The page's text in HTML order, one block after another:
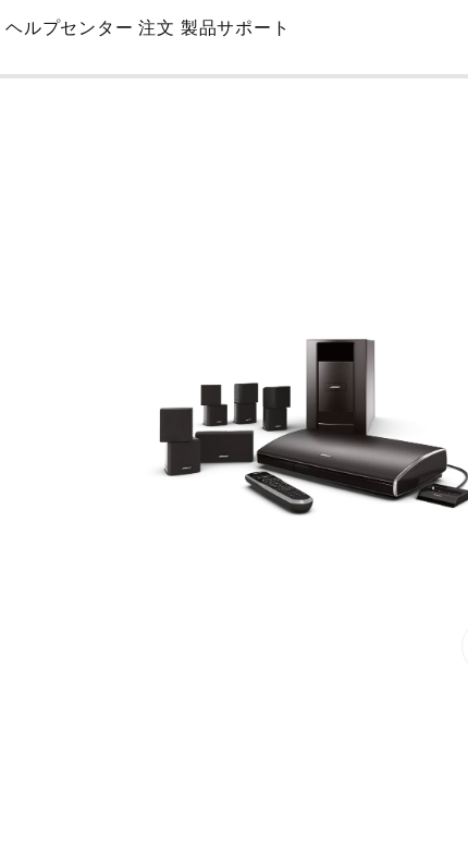
Skip
Main
ヘルプセンター 注文 製品サポート